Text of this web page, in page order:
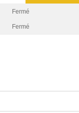
Fermé
Fermé